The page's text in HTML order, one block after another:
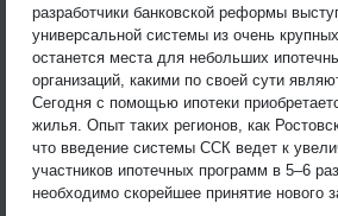
разработчики банковской реформы
универсальной системы из очень
останется места для небольших
организаций, какими по своей сути
Сегодня с помощью ипотеки
жилья. Опыт таких регионов, как
что введение системы ССК ведет к
участников ипотечных программ в 5–6
необходимо скорейшее принятие нового